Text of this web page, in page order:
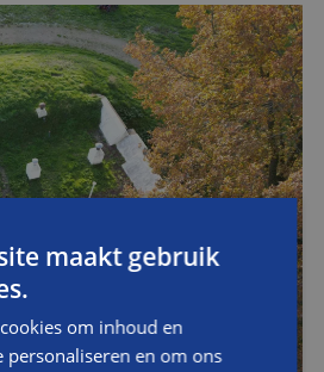
maakt gebruik
om inhoud en
personaliseren en om ons